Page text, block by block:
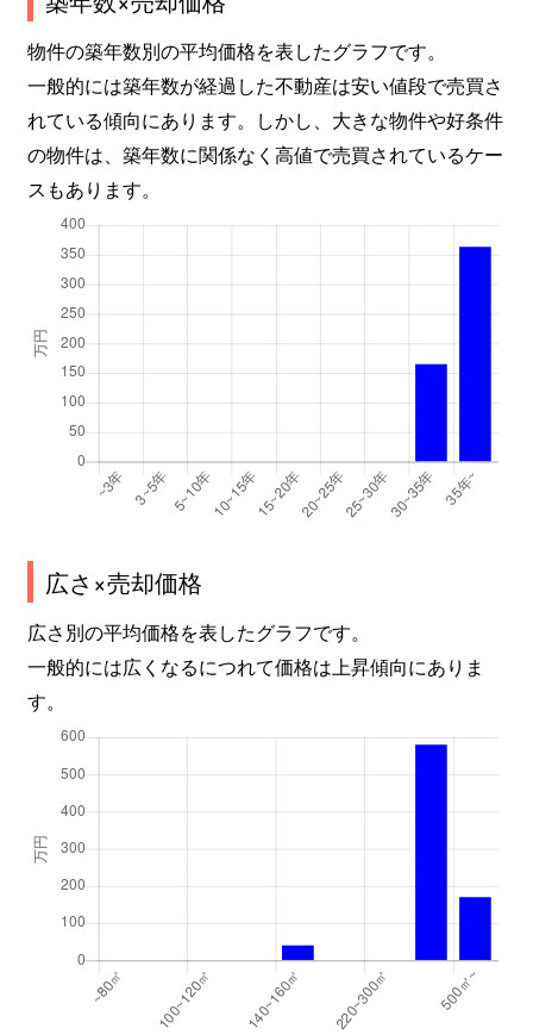
物件の築年数別の平均価格を表したグラフです。
一般的には築年数が経過した不動産は安い値段で売買さ
れている傾向にあります。しかし、大きな物件や好条件
の物件は、築年数に関係なく高値で売買されているケー
スもあります。
広さ×売却価格
広さ別の平均価格を表したグラフです。
一般的には広くなるにつれて価格は上昇傾向にありま
す。